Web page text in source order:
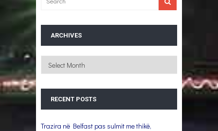
ARCHIVES
Archives
RECENT POSTS
Trazira në Belfast pas sulmit me thikë,